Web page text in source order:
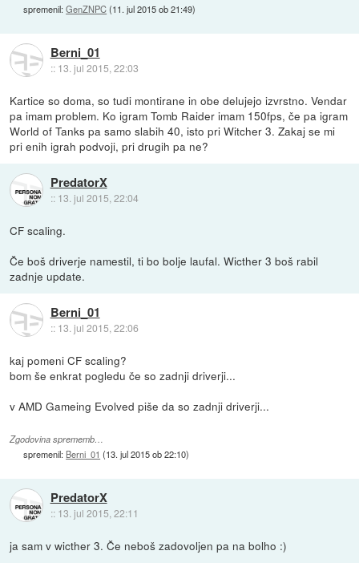
spremenil:GenZNPC(11. jul 2015 ob 21:49)
Berni_01
:: 13. jul 2015, 22:03
Kartice so doma, so tudi montirane in obe delujejo izvrstno. Vendar
pa imam problem. Ko igram Tomb Raider imam 150fps, če pa igram
World of Tanks pa samo slabih 40, isto pri Witcher 3. Zakaj se mi
pri enih igrah podvoji, pri drugih pa ne?
PredatorX
:: 13. jul 2015, 22:04
CF scaling.
Če boš driverje namestil, ti bo bolje laufal. Wicther 3 boš rabil
zadnje update.
Berni_01
:: 13. jul 2015, 22:06
kaj pomeni CF scaling?
bom še enkrat pogledu če so zadnji driverji...
v AMD Gameing Evolved piše da so zadnji driverji...
Zgodovina sprememb…
spremenil: Berni_01 (13. jul 2015 ob 22:10)
PredatorX
:: 13. jul 2015, 22:11
ja sam v wicther 3. Če neboš zadovoljen pa na bolho :)